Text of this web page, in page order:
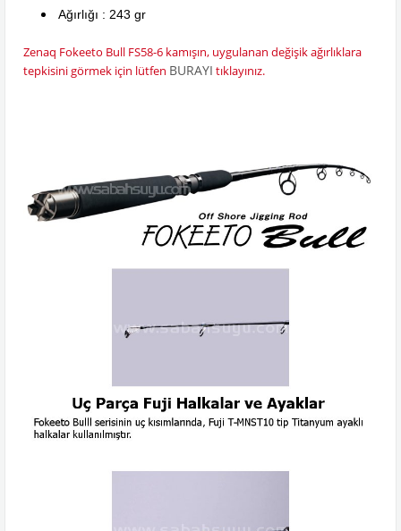
Ağırlığı : 243 gr
Zenaq Fokeeto Bull FS58-6 kamışın, uygulanan değişik ağırlıklara
tepkisini görmek için lütfen BURAYI tıklayınız.